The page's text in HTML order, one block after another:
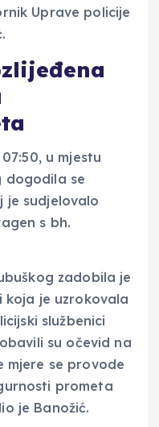
Uprave policije
u mjestu
dogodila se
je sudjelovalo
s bh.
zadobila je
koja je uzrokovala
službenici
su očevid na
mjere se provode
prometa
je Banožić.